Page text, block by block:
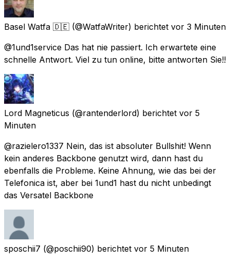
Basel Watfa 🇩🇪 (@WatfaWriter) berichtet vor 3 Minuten
@1und1service Das hat nie passiert. Ich erwartete eine
schnelle Antwort. Viel zu tun online, bitte antworten Sie!!
Lord Magneticus (@rantenderlord) berichtet vor 5
Minuten
@razielero1337 Nein, das ist absoluter Bullshit! Wenn
kein anderes Backbone genutzt wird, dann hast du
ebenfalls die Probleme. Keine Ahnung, wie das bei der
Telefonica ist, aber bei 1und1 hast du nicht unbedingt
das Versatel Backbone
sposchii7 (@poschii90) berichtet vor 5 Minuten